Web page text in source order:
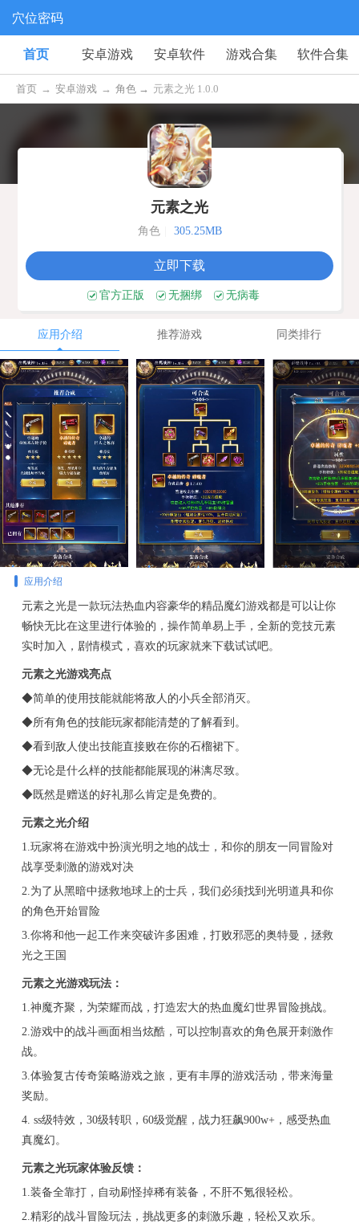
穴位密码
首页 安卓游戏 安卓软件 游戏合集 软件合集
首页 → 安卓游戏 → 角色 → 元素之光 1.0.0
元素之光
角色 305.25MB
立即下载
官方正版 无捆绑 无病毒
应用介绍 推荐游戏 同类排行
应用介绍
元素之光是一款玩法热血内容豪华的精品魔幻游戏都是可以让你
畅快无比在这里进行体验的，操作简单易上手，全新的竞技元素
实时加入，剧情模式，喜欢的玩家就来下载试试吧。
元素之光游戏亮点
◆简单的使用技能就能将敌人的小兵全部消灭。
◆所有角色的技能玩家都能清楚的了解看到。
◆看到敌人使出技能直接败在你的石榴裙下。
◆无论是什么样的技能都能展现的淋漓尽致。
◆既然是赠送的好礼那么肯定是免费的。
元素之光介绍
1.玩家将在游戏中扮演光明之地的战士，和你的朋友一同冒险对
战享受刺激的游戏对决
2.为了从黑暗中拯救地球上的士兵，我们必须找到光明道具和你
的角色开始冒险
3.你将和他一起工作来突破许多困难，打败邪恶的奥特曼，拯救
光之王国
元素之光游戏玩法：
1.神魔齐聚，为荣耀而战，打造宏大的热血魔幻世界冒险挑战。
2.游戏中的战斗画面相当炫酷，可以控制喜欢的角色展开刺激作
战。
3.体验复古传奇策略游戏之旅，更有丰厚的游戏活动，带来海量
奖励。
4. ss级特效，30级转职，60级觉醒，战力狂飙900w+，感受热血
真魔幻。
元素之光玩家体验反馈：
1.装备全靠打，自动刷怪掉稀有装备，不肝不氪很轻松。
2.精彩的战斗冒险玩法，挑战更多的刺激乐趣，轻松又欢乐。